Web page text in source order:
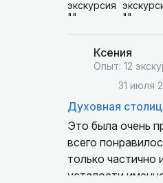
Ксения
Опыт: 12
31 июля
Духовная
Это была очень
всего
только частично
усталости